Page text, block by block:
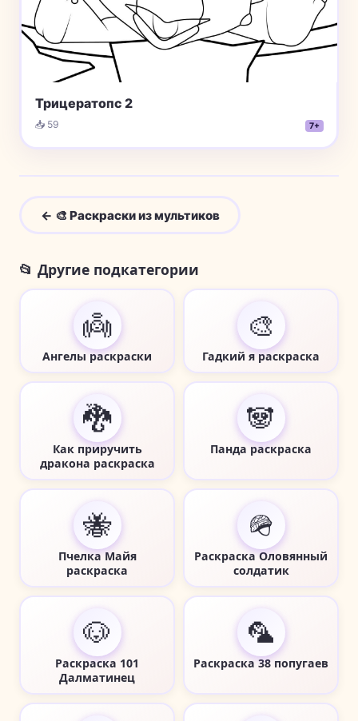
Трицератопс 2
📥 59 7+
← 🎨 Раскраски из мультиков
📂 Другие подкатегории
👼
Ангелы раскраски
🎨
Гадкий я раскраска
🐉
Как приручить
дракона раскраска
🐼
Панда раскраска
🐝
Пчелка Майя
раскраска
🪖
Раскраска Оловянный
солдатик
🐶
Раскраска 101
Далматинец
🦜
Раскраска 38 попугаев